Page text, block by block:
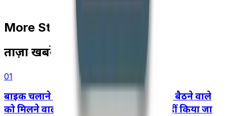
More Stories
ताज़ा खबरें
01
बाइक चलाने वाले की लापरवाही के कारण पीछे बैठने वाले
को मिलने वाला मोटर दुर्घटना मुआवज़ा कम नहीं किया जा